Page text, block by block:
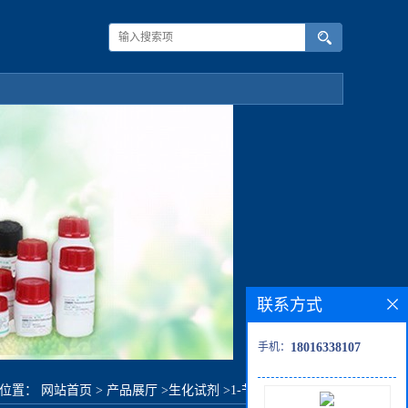
置： 网站首页 > 产品展厅 >生化试剂 >1-苄基-4-哌啶甲醇
联系方式
手机： 18016338107